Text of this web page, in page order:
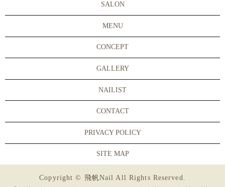
SALON
MENU
CONCEPT
GALLERY
NAILIST
CONTACT
PRIVACY POLICY
SITE MAP
Copyright © 飛帆Nail All Rights Reserved.